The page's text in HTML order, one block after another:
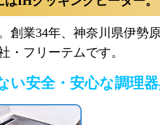
創業34年、神奈川県伊勢
・フリーテムです。
い安全・安心な調理